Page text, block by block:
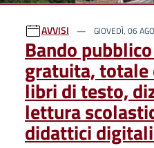
Ultime notizie
AVVISI GIOVEDÌ, 06
Bando
gratuita, totale
libri di testo,
lettura
didattici